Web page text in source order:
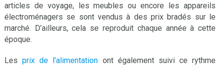
articles de voyage, les meubles ou encore les appareils
électroménagers se sont vendus à des prix bradés sur le
marché. D’ailleurs, cela se reproduit chaque année à cette
époque.
Lesprix de l’alimentation ont également suivi ce rythme